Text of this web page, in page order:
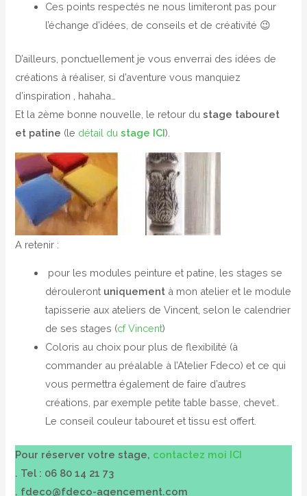
Ces points respectés ne nous limiteront pas pour
l’échange d’idées, de conseils et de créativité 😉
D’ailleurs, ponctuellement je vous enverrai des idées de
créations à réaliser, si d’aventure vous manquiez
d’inspiration , hahaha…
Et la 2ème bonne nouvelle, le retour dustage tabouret
et patine (le détail du stage ICI).
A retenir :
pour les modules peinture et patine, les stages se
dérouleront uniquement à mon atelier et le module
tapisserie aux ateliers de Vincent, selon le calendrier
de ses stages (cf Vincent)
Coloris au choix pour plus de flexibilité (à
commander au préalable à l’Atelier Fdeco) et ce qui
vous permettra également de faire d’autres
créations, par exemple petite table basse, chevet..
Le conseil couleur tabouret et tissu est offert.
Pour réserver votre stage, contactez moi ICI
. Tel : 06 80 14 21 73
. fdeco@fdeco-agencement.com